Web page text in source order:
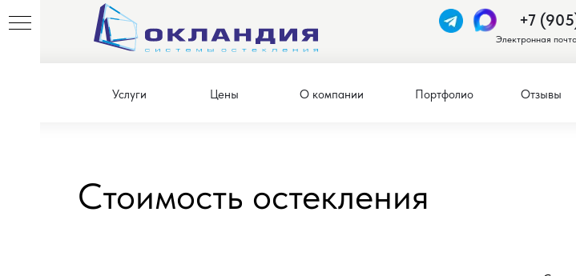
+7
Электронная почта
Услуги О компании Портфолио Отзывы
Цены
Стоимость остекления